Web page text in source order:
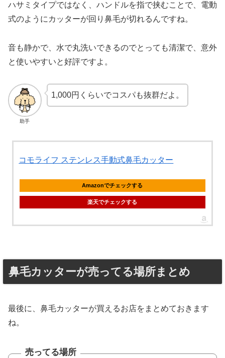
ハサミタイプではなく、ハンドルを指で挟むことで、電動
式のようにカッターが回り鼻毛が切れるんですね。
音も静かで、水で丸洗いできるのでとっても清潔で、意外
と使いやすいと好評ですよ。
助手
1,000円くらいでコスパも抜群だよ。
コモライフ ステンレス手動式鼻毛カッター
Amazonでチェックする
楽天でチェックする
鼻毛カッターが売ってる場所まとめ
最後に、鼻毛カッターが買えるお店をまとめておきます
ね。
売ってる場所